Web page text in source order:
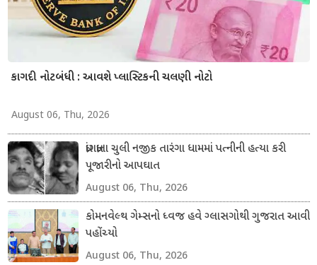
કાગદી નોટબંધી : આવશે પ્લાસ્ટિકની ચલણી નોટો
August 06, Thu, 2026
ધ્રાંગધ્રાના ચુલી નજીક તારંગા ધામમાં પત્નીની હત્યા કરી
પૂજારીનો આપઘાત
August 06, Thu, 2026
કોમનવેલ્થ ગેમ્સનો ધ્વજ હવે ગ્લાસગોથી ગુજરાત આવી
પહોંચ્યો
August 06, Thu, 2026